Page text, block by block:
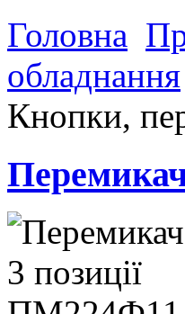
Головна
обладнання
Кнопки,